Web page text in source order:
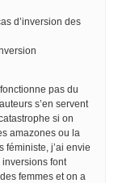
d’inversion des
pas du
s’en servent
si on
amazones ou la
féministe, j’ai envie
font
femmes et on a